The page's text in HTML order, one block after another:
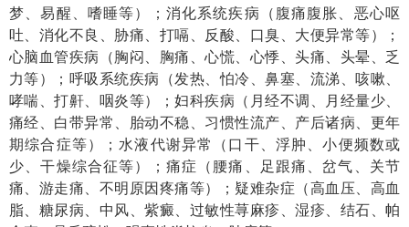
梦、易醒、嗜睡等）；消化系统疾病（腹痛腹胀、恶心呕
吐、消化不良、胁痛、打嗝、反酸、口臭、大便异常等）；
心脑血管疾病（胸闷、胸痛、心慌、心悸、头痛
头晕、乏
力等）；呼吸系统疾病（发热、怕冷、鼻塞、流涕、咳嗽、
哮喘、打鼾、咽炎等）；妇科疾病（月经不调、月经量少、
痛经、白带异常、胎动不稳、习惯性流产、 产后诸病 、更年
期综合症等）；水液代谢异常（口干、浮肿、小便频数或
少、干燥综合征等）；痛症（腰痛、足跟痛、岔气、关节
痛、游走痛、不明原因疼痛等）；疑难杂症（高血压、高血
脂、糖尿病、中风、紫癜、过敏性荨麻疹、湿疹、结石、帕